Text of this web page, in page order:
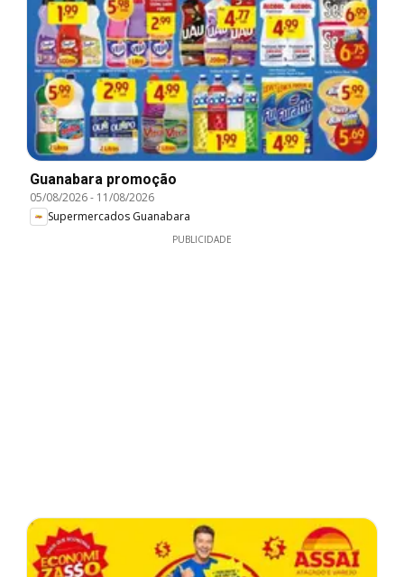
Guanabara promoção
05/08/2026- 11/08/2026
Supermercados Guanabara
PUBLICIDADE